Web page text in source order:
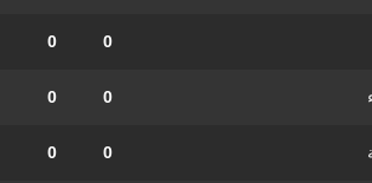
0
0
0
0
0
0